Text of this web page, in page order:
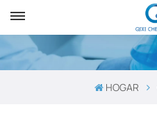
HOGAR